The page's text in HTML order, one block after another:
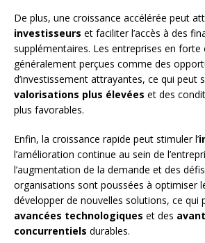
De plus, une croissance accélérée peut
investisseurs et faciliter l’accès à des
supplémentaires. Les entreprises en forte
généralement perçues comme des
d’investissement attrayantes, ce qui peut
valorisations plus élevées et des
plus favorables.
Enfin, la croissance rapide peut stimuler l’
l’amélioration continue au sein de
l’augmentation de la demande et des
organisations sont poussées à optimiser
développer de nouvelles solutions, ce qui
avancées technologiques et des
concurrentiels durables.